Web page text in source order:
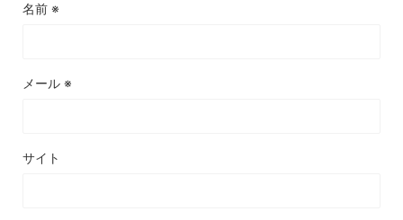
名前 ※
メール ※
サイト